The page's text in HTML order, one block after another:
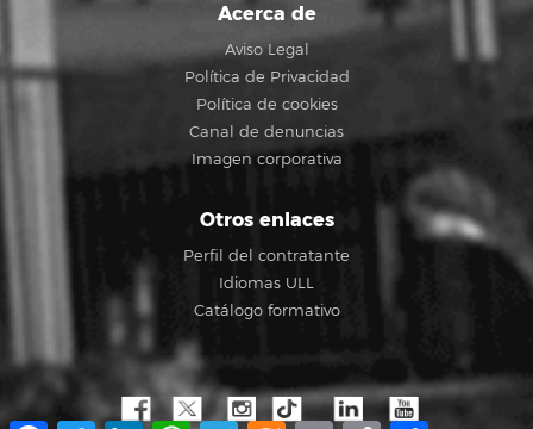
Acerca de
Aviso Legal
Política de Privacidad
Política de cookies
Canal de denuncias
Imagen corporativa
Otros enlaces
Perfil del contratante
Idiomas ULL
Catálogo formativo